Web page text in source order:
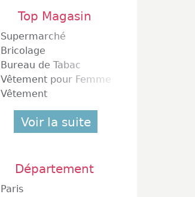
Top Magasin
Supermarché
Bricolage
Bureau de Tabac
Vêtement pour Femme
Vêtement
Voir la suite
Département
Paris